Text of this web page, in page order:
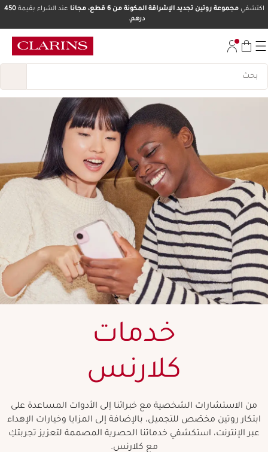
انتقل إلى أسفل الصفحة
اكتشفيمجموعة روتين تجديد الإشراقة المكونة من 6 قطع، مجانا عند الشراء بقيمة450
درهم.
خدمات
كلارنس
من الاستشارات الشخصية مع خبرائنا إلى الأدوات المساعدة على
ابتكار روتين مخصّص للتجميل، بالإضافة إلى المزايا وخيارات الإهداء
عبر الإنترنت، استكشفي خدماتنا الحصرية المصممة لتعزيز تجربتكِ
مع كلارنس.